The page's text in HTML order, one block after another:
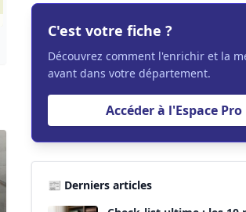
C'est votre fiche ?
Découvrez comment l'enrichir et la
avant dans votre département.
Accéder à l'Espace Pro
📰 Derniers articles